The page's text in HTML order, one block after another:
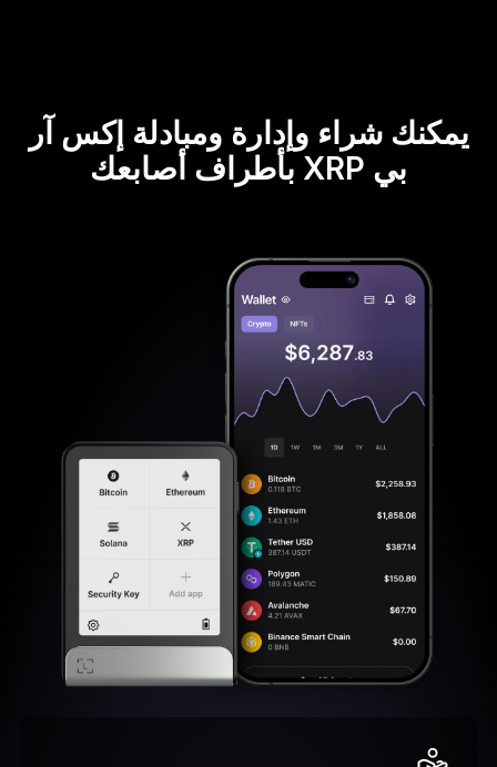
يمكنك شراء وإدارة ومبادلة إكس آر
بي XRP بأطراف أصابعك